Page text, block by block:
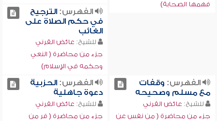
فهمها الصحابة)
الفهرس:الترجيح
في حكم الصلاة على
الغائب
للشيخ: عائض القرني
جزء من محاضرة ( النعي
وحكمه في الإسلام)
الفهرس: وقفات
مع مسلم وصحيحه
للشيخ: عائض القرني
جزء من محاضرة ( من نفس عن
الفهرس:الحزبية
دعوة جاهلية
للشيخ: عائض القرني
جزء من محاضرة ( فر من